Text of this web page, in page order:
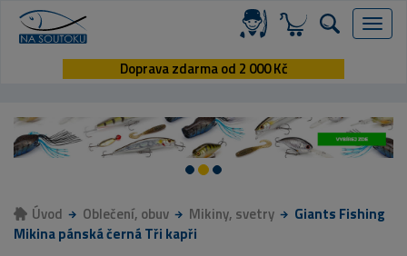
Menu
Doprava zdarma od 2 000 Kč
Úvod Oblečení, obuv Mikiny, svetry
Giants Fishing
Mikina pánská černá Tři kapři